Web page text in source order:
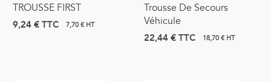
TROUSSE FIRST
9,24 €TTC 7,70 € HT
Trousse De Secours
Véhicule
22,44 €TTC 18,70 € HT